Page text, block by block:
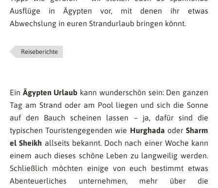
Ausflüge in Ägypten vor, mit denen ihr etwas
Abwechslung in euren Strandurlaub bringen könnt.
Reiseberichte
Ein Ägypten Urlaub kann wunderschön sein: Den ganzen
Tag am Strand oder am Pool liegen und sich die Sonne
auf den Bauch scheinen lassen – ja, dafür sind die
typischen Touristengegenden wie Hurghada oderSharm
el Sheikh allseits bekannt. Doch nach einer Woche kann
einem auch dieses schöne Leben zu langweilig werden.
Schließlich möchten einige von euch bestimmt etwas
Abenteuerliches unternehmen, mehr über die